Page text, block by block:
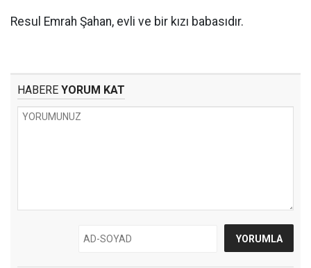
Resul Emrah Şahan, evli ve bir kızı babasıdır.
HABERE YORUM KAT